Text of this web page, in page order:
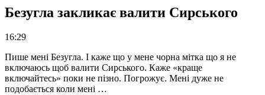
Безугла закликає валити Сирського
16:29
Пише мені Безугла. І каже що у мене чорна мітка що я не
включаюсь щоб валити Сирського. Каже «краще
включайтесь» поки не пізно. Погрожує. Мені дуже не
подобається коли мені …